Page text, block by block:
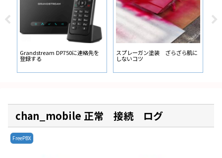
Grandstream DP750に連絡先を
登録する
スプレーガン塗装 ざらざら肌に
しないコツ
ム
chan_mobile 正常 接続 ログ
FreePBX